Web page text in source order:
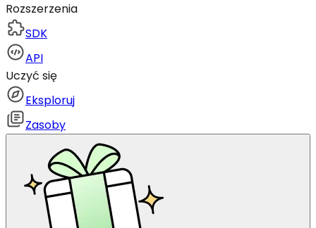
Rozszerzenia
SDK
API
Uczyć się
Eksploruj
Zasoby